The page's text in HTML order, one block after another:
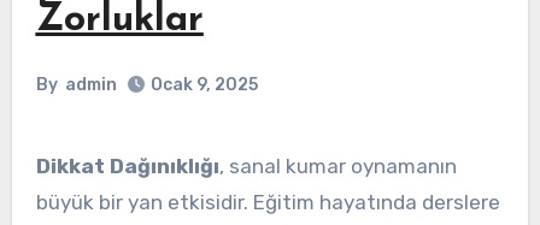
Zorluklar
By admin Ocak 9, 2025
Dikkat Dağınıklığı, sanal kumar oynamanın
büyük bir yan etkisidir. Eğitim hayatında derslere